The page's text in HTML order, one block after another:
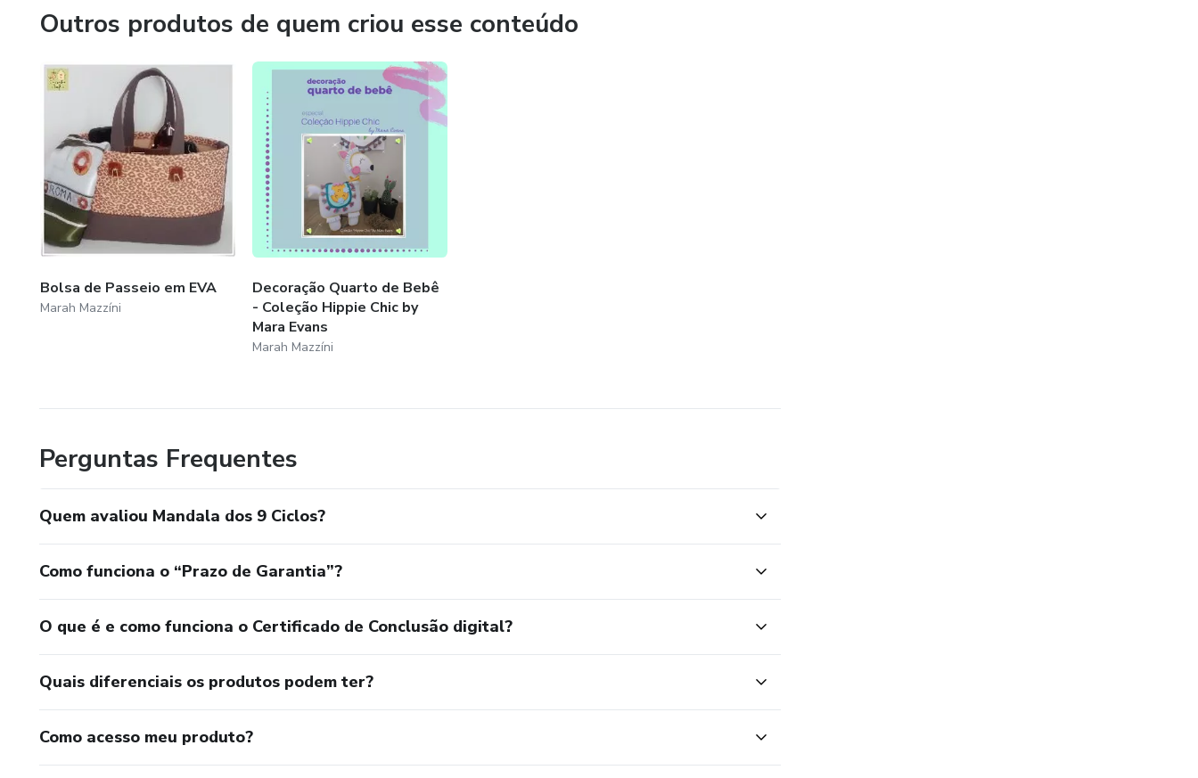
Outros produtos de quem criou esse conteúdo
Bolsa de Passeio em EVA
Marah Mazzíni
Decoração Quarto de Bebê
- Coleção Hippie Chic by
Mara Evans
Marah Mazzíni
Perguntas Frequentes
Quem avaliou Mandala dos 9 Ciclos?
Como funciona o “Prazo de Garantia”?
O que é e como funciona o Certificado de Conclusão digital?
Quais diferenciais os produtos podem ter?
Como acesso meu produto?